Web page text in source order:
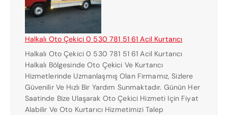
Halkalı Oto Çekici 0 530 781 51 61 Acil Kurtarıcı
Halkalı Oto Çekici 0 530 781 51 61 Acil Kurtarıcı
Halkalı Bölgesinde Oto Çekici Ve Kurtarıcı
Hizmetlerinde Uzmanlaşmış Olan Firmamız, Sizlere
Güvenilir Ve Hızlı Bir Yardım Sunmaktadır. Günün Her
Saatinde Bize Ulaşarak Oto Çekici Hizmeti Için Fiyat
Alabilir Ve Oto Kurtarıcı Hizmetimizi Talep